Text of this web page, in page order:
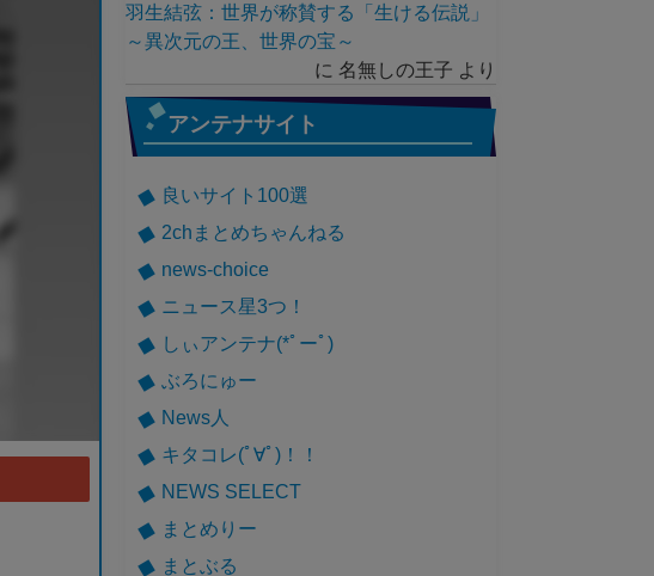
羽生結弦：世界が称賛する「生ける伝説」
～異次元の王、世界の宝～
に 名無しの王子 より
アンテナサイト
良いサイト100選
2chまとめちゃんねる
news-choice
ニュース星3つ！
しぃアンテナ(*ﾟーﾟ)
ぶろにゅー
News人
キタコレ(ﾟ∀ﾟ)！！
NEWS SELECT
まとめりー
まとぶる